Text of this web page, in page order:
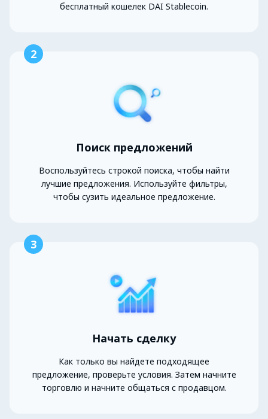
бесплатный кошелек DAI Stablecoin.
2
Поиск предложений
Воспользуйтесь строкой поиска, чтобы найти
лучшие предложения. Используйте фильтры,
чтобы сузить идеальное предложение.
3
Начать сделку
Как только вы найдете подходящее
предложение, проверьте условия. Затем начните
торговлю и начните общаться с продавцом.